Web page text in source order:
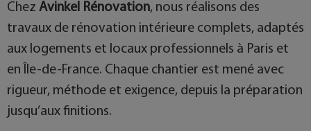
Chez Avinkel Rénovation, nous réalisons des
travaux de rénovation intérieure complets, adaptés
aux logements et locaux professionnels à Paris et
en Île-de-France. Chaque chantier est mené avec
rigueur, méthode et exigence, depuis la préparation
jusqu’aux finitions.